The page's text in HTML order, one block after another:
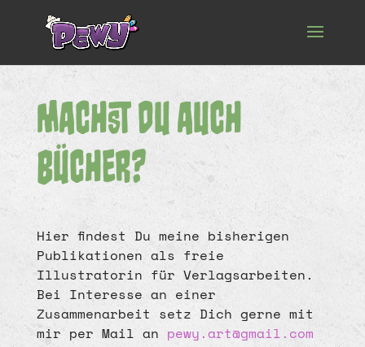
Machst du auch
Bücher?
Hier findest Du meine bisherigen
Publikationen als freie
Illustratorin für Verlagsarbeiten.
Bei Interesse an einer
Zusammenarbeit setz Dich gerne mit
mir per Mail an pewy.art@gmail.com